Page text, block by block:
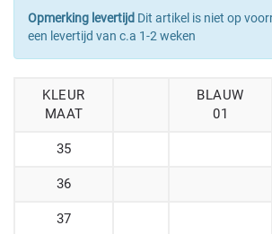
Opmerking levertijd Dit artikel is niet op
een levertijd van c.a 1-2 weken
KLEUR
MAAT
BLAUW
01
35
36
37